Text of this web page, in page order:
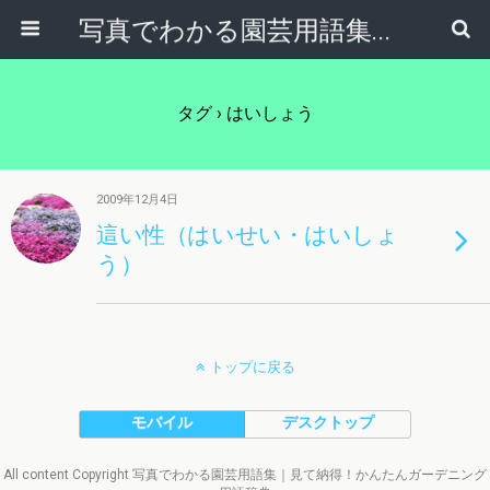
写真でわかる園芸用語集｜見て納得！かんたんガーデニング用語辞典
タグ › はいしょう
2009年12月4日
這い性（はいせい・はいしょ
う）
トップに戻る
モバイル デスクトップ
All content Copyright 写真でわかる園芸用語集｜見て納得！かんたんガーデニング